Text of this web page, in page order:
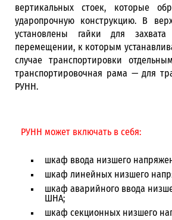
вертикальных стоек, которые
ударопрочную конструкцию. В
установлены гайки для
перемещении, к которым
случае транспортировки
транспортировочная рама — для
РУНН.
РУНН может включать в себя:
шкаф ввода низшего
шкаф линейных низшего
шкаф аварийного ввода
ШНА;
шкаф секционных низшего